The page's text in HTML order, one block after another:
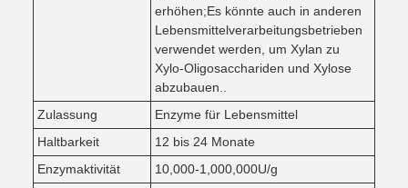
erhöhen;Es könnte auch in anderen
Lebensmittelverarbeitungsbetrieben
verwendet werden, um Xylan zu
Xylo-Oligosacchariden und Xylose
abzubauen..
Zulassung
Enzyme für Lebensmittel
Haltbarkeit
12 bis 24 Monate
Enzymaktivität
10,000-1,000,000U/g